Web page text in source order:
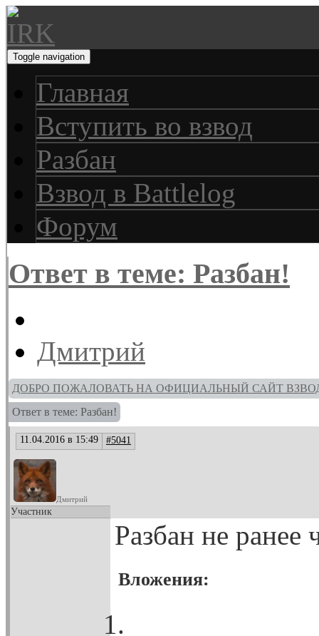
Toggle navigation
Главная
Вступить во взвод
Разбан
Взвод в Battlelog
Форум
Ответ в теме: Разбан!
Дмитрий
ДОБРО ПОЖАЛОВАТЬ НА ОФИЦИАЛЬНЫЙ САЙТ
Ответ в теме: Разбан!
11.04.2016 в 15:49 #5041
Дмитрий
Участник
Разбан не ранее
Вложения: